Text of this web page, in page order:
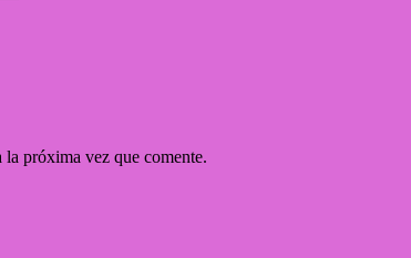
próxima vez que comente.